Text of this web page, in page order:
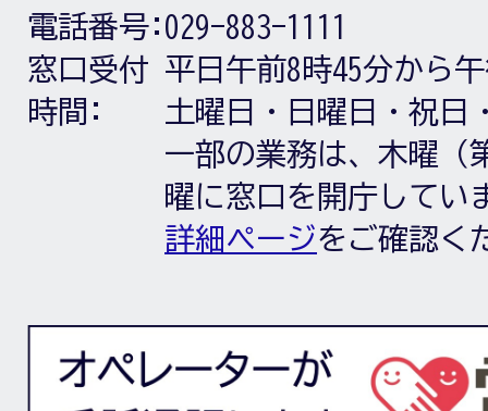
電話番号: 029-883-1111
窓口受付
時間:
平日午前8時45分から
土曜日・日曜日・祝日
一部の業務は、木曜（
曜に窓口を開庁してい
詳細ページをご確認く